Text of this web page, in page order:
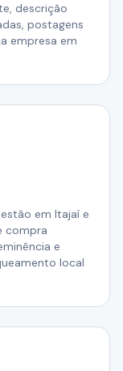
descrição
postagens
empresa em
em Itajaí e
compra
e
local